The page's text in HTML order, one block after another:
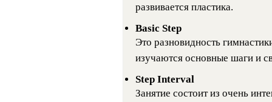
развивается пластика.
Basic Step
Это разновидность
изучаются основные шаги и
Step Interval
Занятие состоит из очень